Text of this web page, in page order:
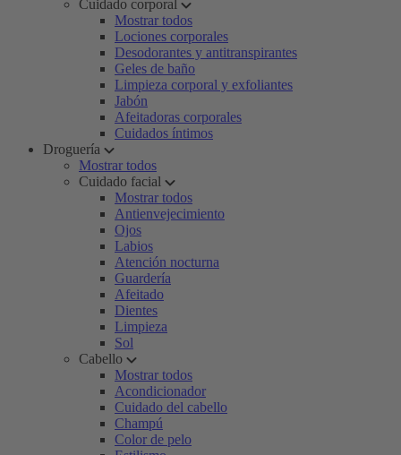
Cuidado corporal
Mostrar todos
Lociones corporales
Desodorantes y antitranspirantes
Geles de baño
Limpieza corporal y exfoliantes
Jabón
Afeitadoras corporales
Cuidados íntimos
Droguería
Mostrar todos
Cuidado facial
Mostrar todos
Antienvejecimiento
Ojos
Labios
Atención nocturna
Guardería
Afeitado
Dientes
Limpieza
Sol
Cabello
Mostrar todos
Acondicionador
Cuidado del cabello
Champú
Color de pelo